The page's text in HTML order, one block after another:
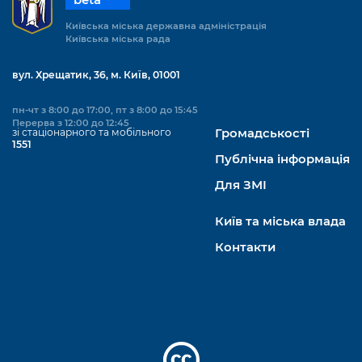
Київська міська державна адміністрація
Київська міська рада
вул. Хрещатик, 36, м. Київ, 01001
пн-чт з 8:00 до 17:00, пт з 8:00 до 15:45
Перерва з 12:00 до 12:45
зі стаціонарного та мобільного
1551
Громадськості
Публічна інформація
Для ЗМІ
Київ та міська влада
Контакти